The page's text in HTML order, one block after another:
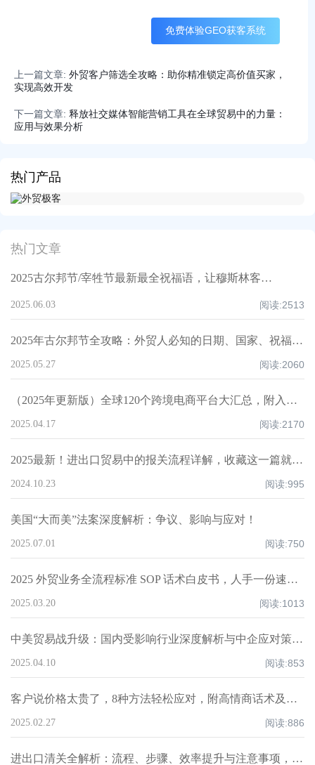
热门产品
热门文章
2025古尔邦节/宰牲节最新最全祝福语，让穆斯林客户记住你！
2025.06.03 阅读:2513
2025年古尔邦节全攻略：外贸人必知的日期、国家、祝福技巧与禁忌清单！
2025.05.27 阅读:2060
（2025年更新版）全球120个跨境电商平台大汇总，附入驻要求、注册门槛和适合品类！
2025.04.17 阅读:2170
2025最新！进出口贸易中的报关流程详解，收藏这一篇就够了！
2024.10.23 阅读:995
美国“大而美”法案深度解析：争议、影响与应对！
2025.07.01 阅读:750
2025 外贸业务全流程标准 SOP 话术白皮书，人手一份速领！
2025.03.20 阅读:1013
中美贸易战升级：国内受影响行业深度解析与中企应对策略！
2025.04.10 阅读:853
客户说价格太贵了，8种方法轻松应对，附高情商话术及案例！
2025.02.27 阅读:886
进出口清关全解析：流程、步骤、效率提升与注意事项，超全知识点汇总！
免费体验GEO获客系统
上一篇文章: 外贸客户筛选全攻略：助你精准锁定高价值买家，
实现高效开发
下一篇文章: 释放社交媒体智能营销工具在全球贸易中的力量：
应用与效果分析